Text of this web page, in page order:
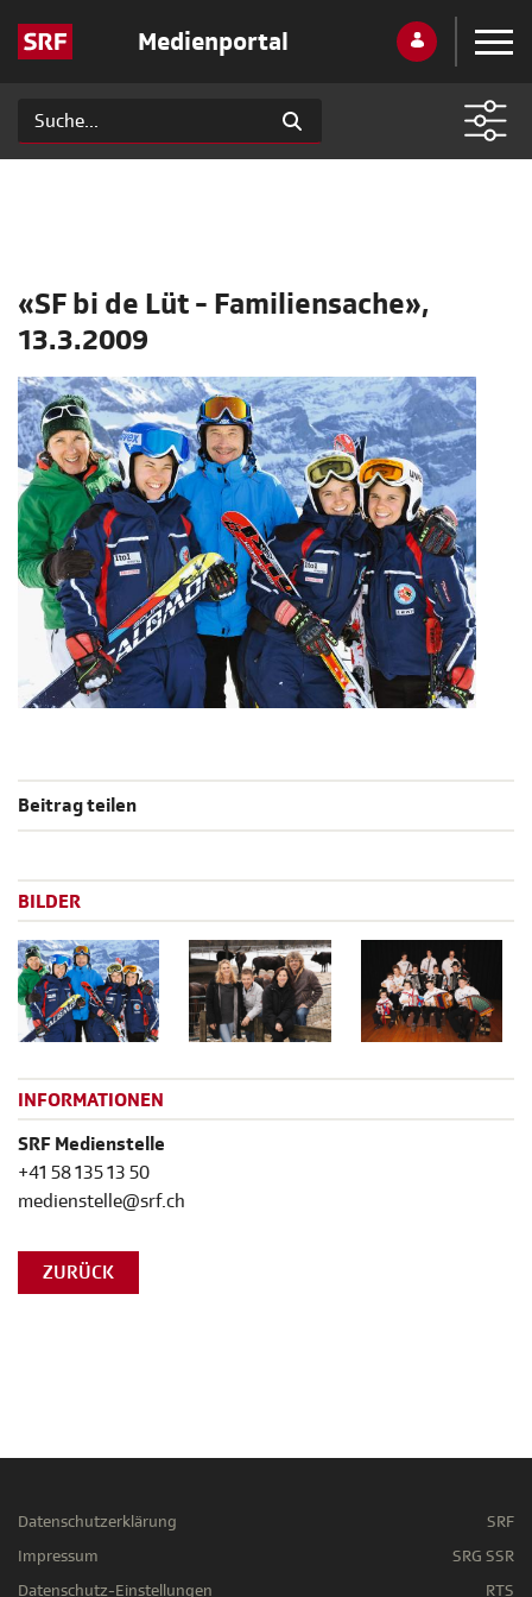
Medienportal
«SF bi de Lüt - Familiensache»,
13.3.2009
Beitrag teilen
BILDER
INFORMATIONEN
SRF Medienstelle
+41 58 135 13 50
medienstelle@srf.ch
ZURÜCK
Datenschutzerklärung
Impressum
Datenschutz-Einstellungen
SRF
SRG SSR
RTS